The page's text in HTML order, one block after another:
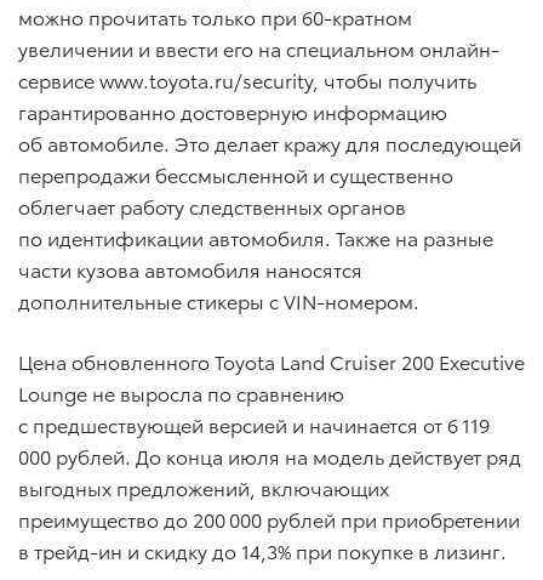
можно прочитать только при 60-кратном
увеличении и ввести его на специальном онлайн-
сервисе www.toyota.ru/security, чтобы получить
гарантированно достоверную информацию
об автомобиле. Это делает кражу для последующей
перепродажи бессмысленной и существенно
облегчает работу следственных органов
по идентификации автомобиля. Также на разные
части кузова автомобиля наносятся
дополнительные стикеры с VIN-номером.
Цена обновленного Toyota Land Cruiser 200 Executive
Lounge не выросла по сравнению
с предшествующей версией и начинается от 6 119
000 рублей. До конца июля на модель действует ряд
выгодных предложений, включающих
преимущество до 200 000 рублей при приобретении
в трейд-ин и скидку до 14,3% при покупке в лизинг.